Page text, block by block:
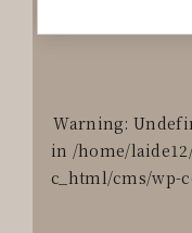
Warning:
in /home/
c_html/cms/wp-